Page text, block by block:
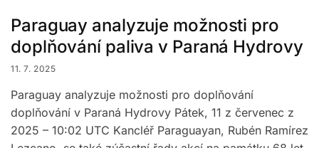
Paraguay analyzuje možnosti pro
doplňování paliva v Paraná Hydrovy
11. 7. 2025
Paraguay analyzuje možnosti pro doplňování
doplňování v Paraná Hydrovy Pátek, 11 z červenec z
2025 – 10:02 UTC Kancléř Paraguayan, Rubén Ramírez